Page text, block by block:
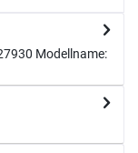
Modellname: